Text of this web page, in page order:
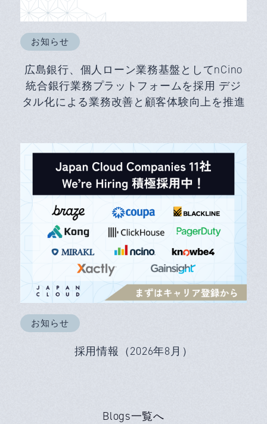
お知らせ
広島銀行、個人ローン業務基盤としてnCino
統合銀行業務プラットフォームを採用 デジ
タル化による業務改善と顧客体験向上を推進
お知らせ
採用情報（2026年8月）
Blogs一覧へ